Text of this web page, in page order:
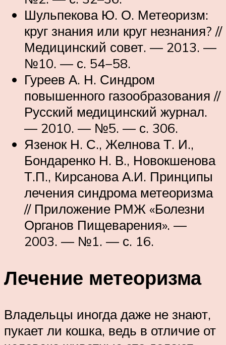
Шульпекова Ю. О. Метеоризм:
круг знания или круг незнания? //
Медицинский совет. — 2013. —
№10. — с. 54−58.
Гуреев А. Н. Синдром
повышенного газообразования //
Русский медицинский журнал.
— 2010. — №5. — с. 306.
Язенок Н. С., Желнова Т. И.,
Бондаренко Н. В., Новокшенова
Т.П., Кирсанова А.И. Принципы
лечения синдрома метеоризма
// Приложение РМЖ «Болезни
Органов Пищеварения». —
2003. — №1. — с. 16.
Лечение метеоризма
Владельцы иногда даже не знают,
пукает ли кошка, ведь в отличие от